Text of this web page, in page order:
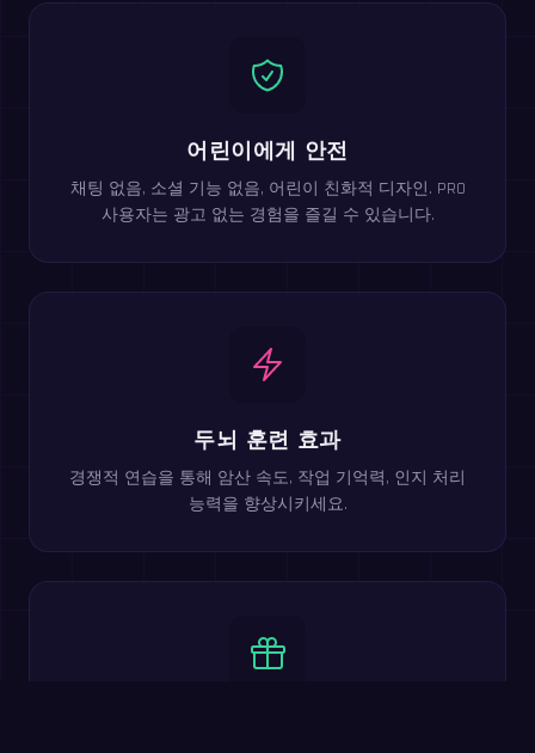
어린이에게 안전
채팅 없음, 소셜 기능 없음, 어린이 친화적 디자인. PRO
사용자는 광고 없는 경험을 즐길 수 있습니다.
두뇌 훈련 효과
경쟁적 연습을 통해 암산 속도, 작업 기억력, 인지 처리
능력을 향상시키세요.